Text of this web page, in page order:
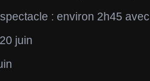
: environ 2h45
juin